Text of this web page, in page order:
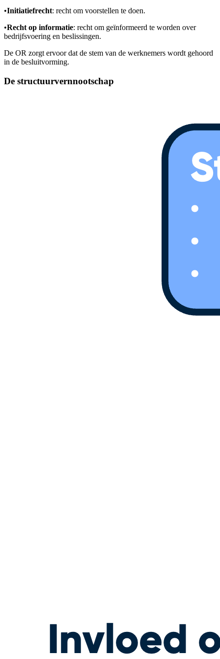
•Initiatiefrecht: recht om voorstellen te doen.
•Recht op informatie: recht om geïnformeerd te worden over
bedrijfsvoering en beslissingen.
De OR zorgt ervoor dat de stem van de werknemers wordt gehoord
in de besluitvorming.
De structuurvernnootschap